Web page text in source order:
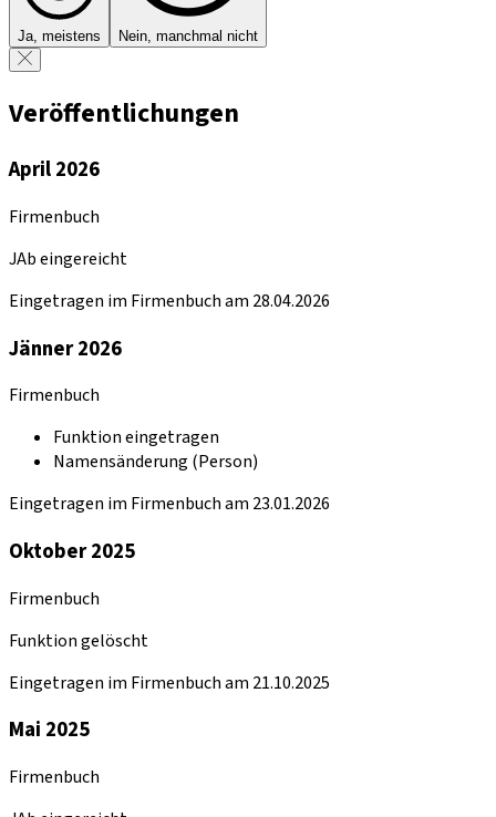
Ja, meistens Nein, manchmal nicht
Veröffentlichungen
April 2026
Firmenbuch
JAb eingereicht
Eingetragen im Firmenbuch am 28.04.2026
Jänner 2026
Firmenbuch
Funktion eingetragen
Namensänderung (Person)
Eingetragen im Firmenbuch am 23.01.2026
Oktober 2025
Firmenbuch
Funktion gelöscht
Eingetragen im Firmenbuch am 21.10.2025
Mai 2025
Firmenbuch